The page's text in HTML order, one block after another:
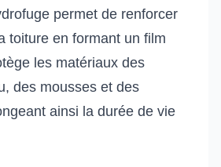
permet de renforcer
toiture en formant un film
les matériaux des
des mousses et des
ainsi la durée de vie